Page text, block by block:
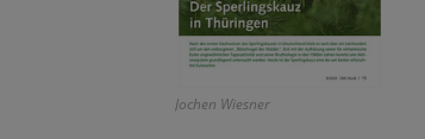
Jochen Wiesner